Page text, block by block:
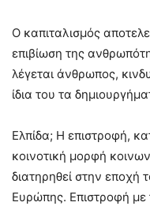
Ο καπιταλισμός
επιβίωση της
λέγεται άνθρωπος,
ίδια του τα
Ελπίδα; Η επιστροφή,
κοινοτική μορφή
διατηρηθεί στην εποχή
Ευρώπης. Επιστροφή με